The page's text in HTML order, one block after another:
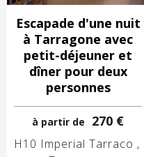
Escapade d'une nuit
à Tarragone avec
petit-déjeuner et
dîner pour deux
personnes
à partir de 270 €
H10 Imperial Tarraco